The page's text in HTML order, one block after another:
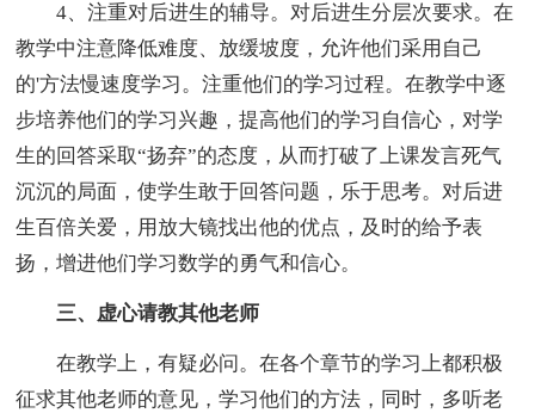
4、注重对后进生的辅导。对后进生分层次要求。在
教学中注意降低难度、放缓坡度，允许他们采用自己
的'方法慢速度学习。注重他们的学习过程。在教学中逐
步培养他们的学习兴趣，提高他们的学习自信心，对学
生的回答采取“扬弃”的态度，从而打破了上课发言死气
沉沉的局面，使学生敢于回答问题，乐于思考。对后进
生百倍关爱，用放大镜找出他的优点，及时的给予表
扬，增进他们学习数学的勇气和信心。
三、虚心请教其他老师
在教学上，有疑必问。在各个章节的学习上都积极
征求其他老师的意见，学习他们的方法，同时，多听老